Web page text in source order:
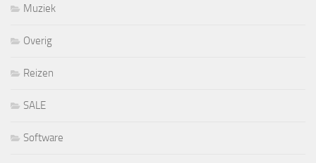
Muziek
Overig
Reizen
SALE
Software